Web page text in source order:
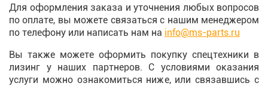
Для оформления заказа и уточнения любых вопросов
по оплате, вы можете связаться с нашим менеджером
по телефону или написать нам на info@ms-parts.ru
Вы также можете оформить покупку спецтехники в
лизинг у наших партнеров. С условиями оказания
услуги можно ознакомиться ниже, или связавшись с